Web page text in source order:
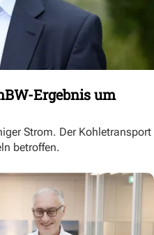
Ergebnis um
Strom. Der Kohletransport
betroffen.